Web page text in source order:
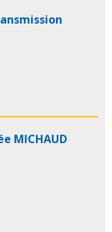
MICHAUD